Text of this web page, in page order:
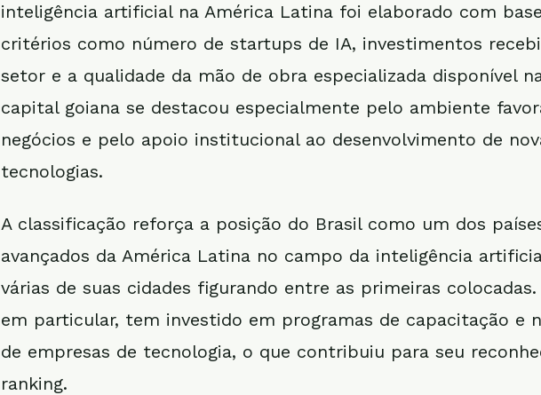
inteligência artificial na América Latina foi elaborado com
critérios como número de startups de IA, investimentos
setor e a qualidade da mão de obra especializada disponível
capital goiana se destacou especialmente pelo ambiente
negócios e pelo apoio institucional ao desenvolvimento de
tecnologias.
A classificação reforça a posição do Brasil como um dos
avançados da América Latina no campo da inteligência
várias de suas cidades figurando entre as primeiras colocadas.
em particular, tem investido em programas de capacitação e
de empresas de tecnologia, o que contribuiu para seu
ranking.